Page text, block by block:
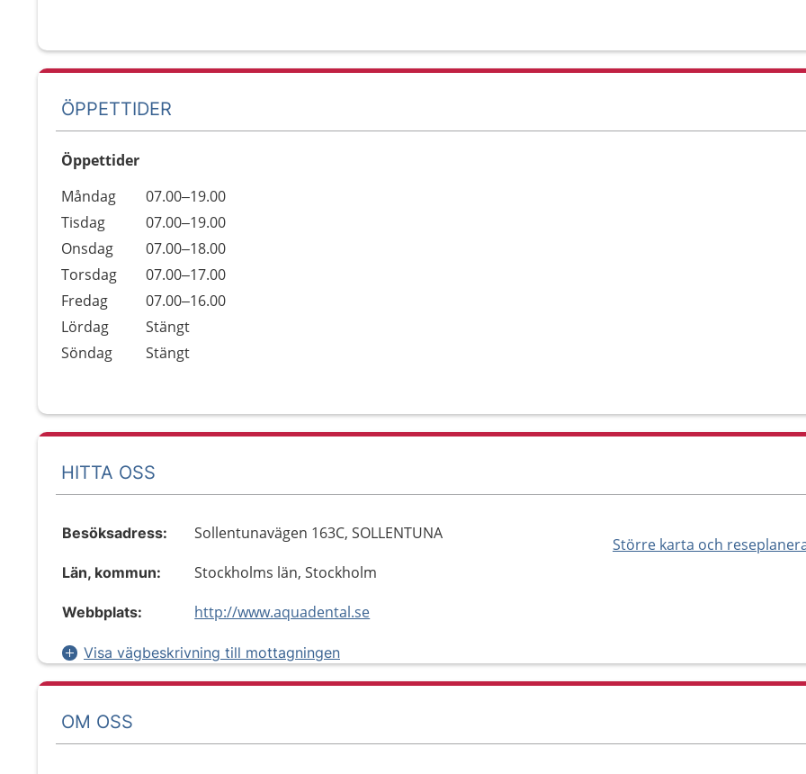
ÖPPETTIDER
Öppettider
Dag
Öppettider
Kommentarer
Måndag
07.00–19.00
Tisdag
07.00–19.00
Onsdag
07.00–18.00
Torsdag
07.00–17.00
Fredag
07.00–16.00
Lördag
Stängt
Söndag
Stängt
HITTA OSS
Större karta och
Besöksadress: Sollentunavägen 163C, SOLLENTUNA
Län, kommun: Stockholms län, Stockholm
Webbplats: http://www.aquadental.se
Visa vägbeskrivning till mottagningen
OM OSS